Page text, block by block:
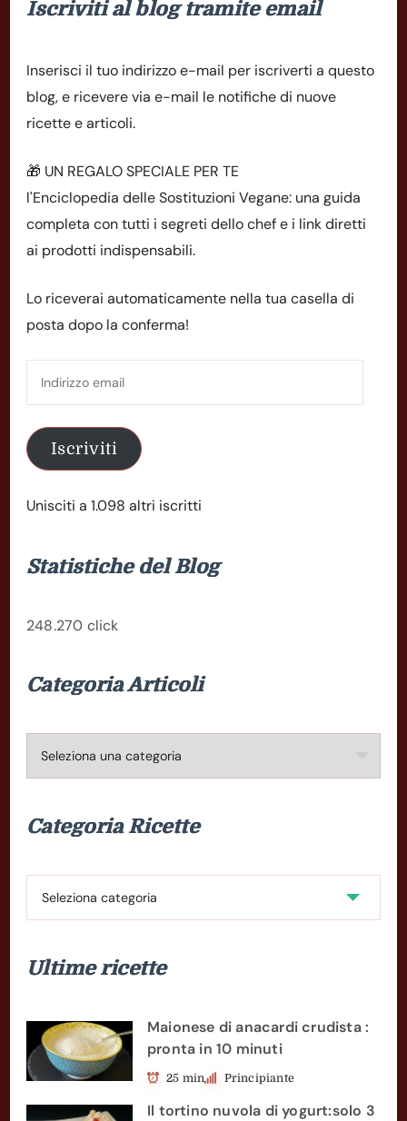
Iscriviti al blog tramite email
Inserisci il tuo indirizzo e-mail per iscriverti a questo
blog, e ricevere via e-mail le notifiche di nuove
ricette e articoli.
🎁 UN REGALO SPECIALE PER TE
l'Enciclopedia delle Sostituzioni Vegane: una guida
completa con tutti i segreti dello chef e i link diretti
ai prodotti indispensabili.
Lo riceverai automaticamente nella tua casella di
posta dopo la conferma!
Iscriviti
Unisciti a 1.098 altri iscritti
Statistiche del Blog
248.270 click
Categoria Articoli
Categoria Ricette
Ultime ricette
Maionese di anacardi crudista :
pronta in 10 minuti
25 min Principiante
Il tortino nuvola di yogurt:solo 3